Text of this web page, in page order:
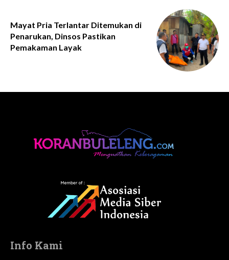
Mayat Pria Terlantar Ditemukan di
Penarukan, Dinsos Pastikan
Pemakaman Layak
Info Kami